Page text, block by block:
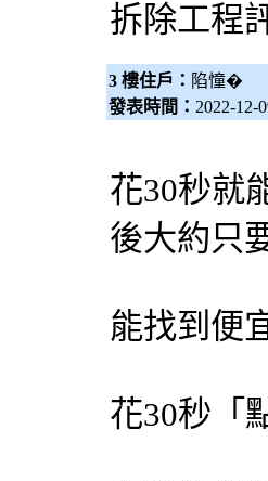
拆除工程
3 樓住戶： 陷憧�
發表時間： 2022-12-
花30秒就
後大約只
能找到便
花30秒「